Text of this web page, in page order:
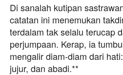
Di sanalah kutipan
catatan ini menemukan
terdalam tak selalu terucap
perjumpaan. Kerap, ia
mengalir diam-diam dari
jujur, dan abadi.**